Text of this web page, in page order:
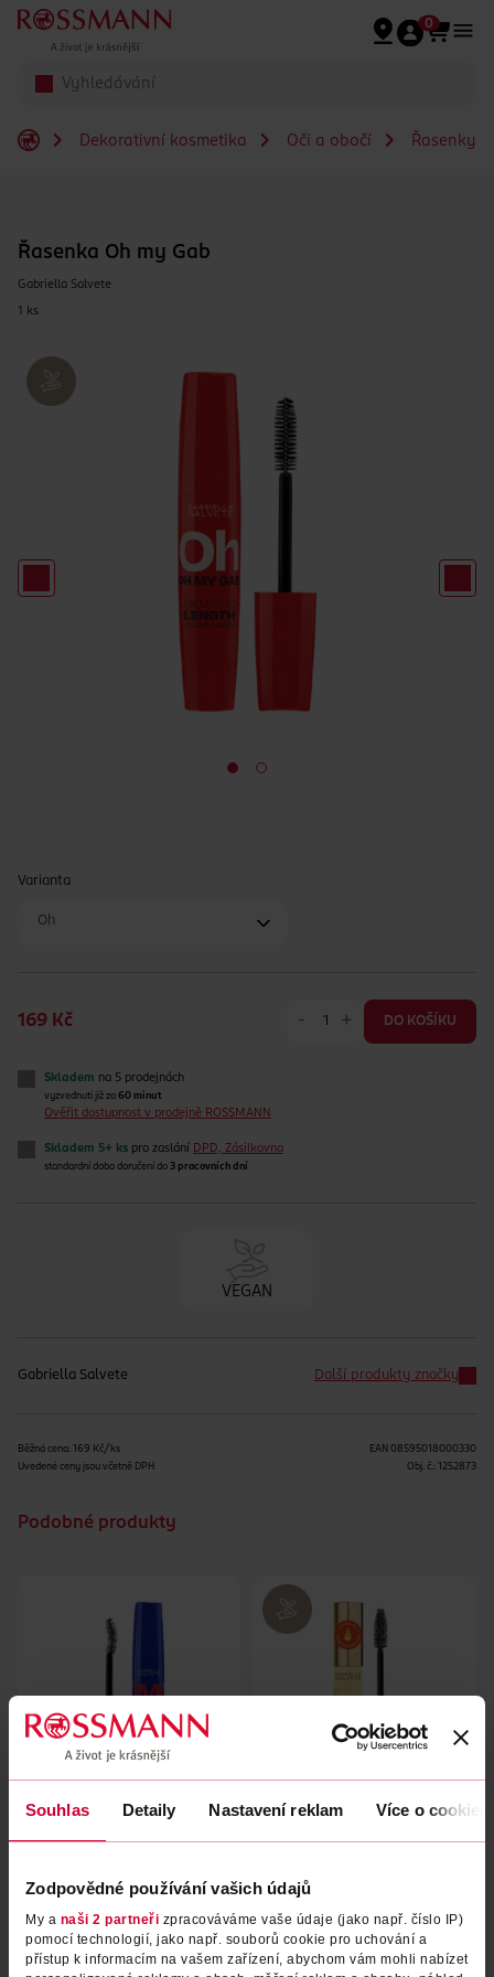
Souhlas Detaily Nastavení reklam Více o cookies
Zodpovědné používání vašich údajů
My a naši 2 partneři zpracováváme vaše údaje (jako např. číslo IP)
pomocí technologií, jako např. souborů cookie pro uchování a
přístup k informacím na vašem zařízení, abychom vám mohli nabízet
Přeskočit na hlavmní obsah
0
Dekorativní kosmetika Oči a obočí Řasenky
Řasenka Oh my Gab
Gabriella Salvete
1 ks
Varianta
Oh
169 Kč - + DO KOŠÍKU
Skladem na 5 prodejnách
vyzvednutí již za 60 minut
Ověřit dostupnost v prodejně ROSSMANN
Skladem 5+ ks pro zaslání DPD, Zásilkovna
standardní doba doručení do 3 pracovních dní
VEGAN
Gabriella Salvete Další produkty značky
Běžná cena: 169 Kč/ks
Uvedené ceny jsou včetně DPH
EAN 08595018000330
Obj. č.: 1252873
Podobné produkty
Řasenka Oh my Gab OMG
Waterproof Volume
Gabriella Salvete 1 ks
DO KOŠÍKU
Řasenka Panoramico Jojoba
Gabriella Salvete
DO KOŠÍKU